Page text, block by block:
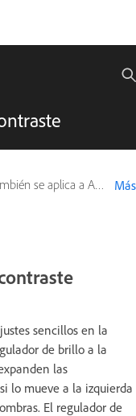
se aplica a Adobe Photoshop CS6 Más
sencillos en la
de brillo a la
las
lo mueve a la izquierda
El regulador de